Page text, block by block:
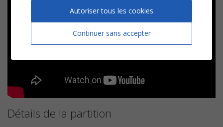
Détails de la partition
Continuer sans accepter
Autoriser tous les cookies